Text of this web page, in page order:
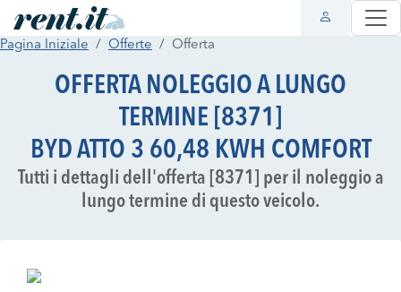
Pagina Iniziale Offerte Offerta
OFFERTA NOLEGGIO A LUNGO
TERMINE [8371]
BYD ATTO 3 60,48 KWH COMFORT
Tutti i dettagli dell'offerta [8371] per il noleggio a
lungo termine di questo veicolo.